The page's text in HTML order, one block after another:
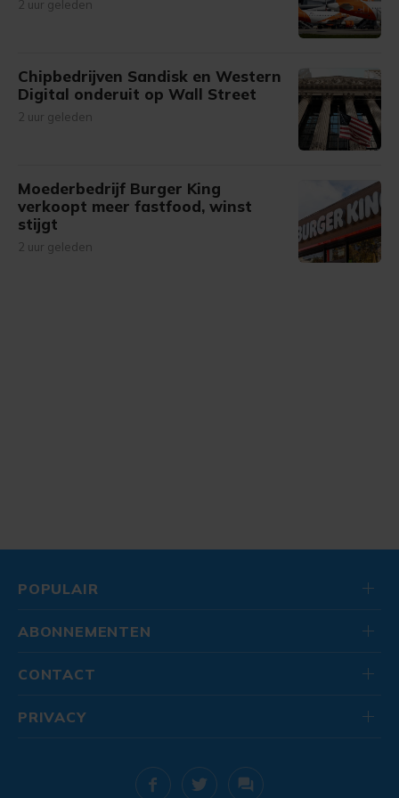
2 uur geleden
Chipbedrijven Sandisk en Western
Digital onderuit op Wall Street
2 uur geleden
Moederbedrijf Burger King
verkoopt meer fastfood, winst
stijgt
2 uur geleden
POPULAIR
ABONNEMENTEN
CONTACT
PRIVACY